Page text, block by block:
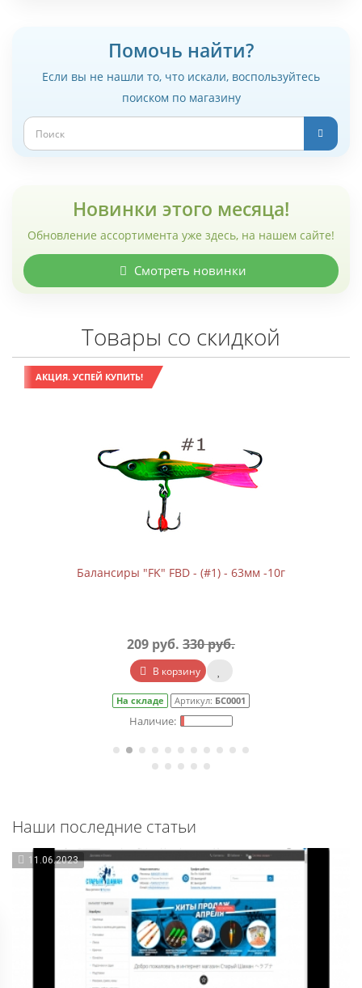
Помочь найти?
Если вы не нашли то, что искали, воспользуйтесь
поиском по магазину
Новинки этого месяца!
Обновление ассортимента уже здесь, на нашем сайте!
Смотреть новинки
Товары со скидкой
АКЦИЯ. УСПЕЙ КУПИТЬ!
Балансиры "FK" FBD - (#1) - 63мм -10г
209 руб. 330 руб.
В корзину
На складе Артикул: БС0001
Наши последние статьи
11.06.2023